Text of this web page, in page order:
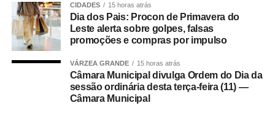
homenageados. São eles: o sambista Antônio Candeia
Filho, o produtor musical Milton Manhães e a cantora
Teresa Cristina.
As homenagens são tradicionais na Flisamba. Entre os
que já foram reconhecidos pela festa do samba estão
Dona Ivone Lara, Conceição Evaristo e Nei Lopes.
CIDADES 15 horas atrás
Dia dos Pais: Procon de Primavera do
Leste alerta sobre golpes, falsas
promoções e compras por impulso
VÁRZEA GRANDE 15 horas atrás
Câmara Municipal divulga Ordem do Dia da
sessão ordinária desta terça-feira (11) —
Câmara Municipal